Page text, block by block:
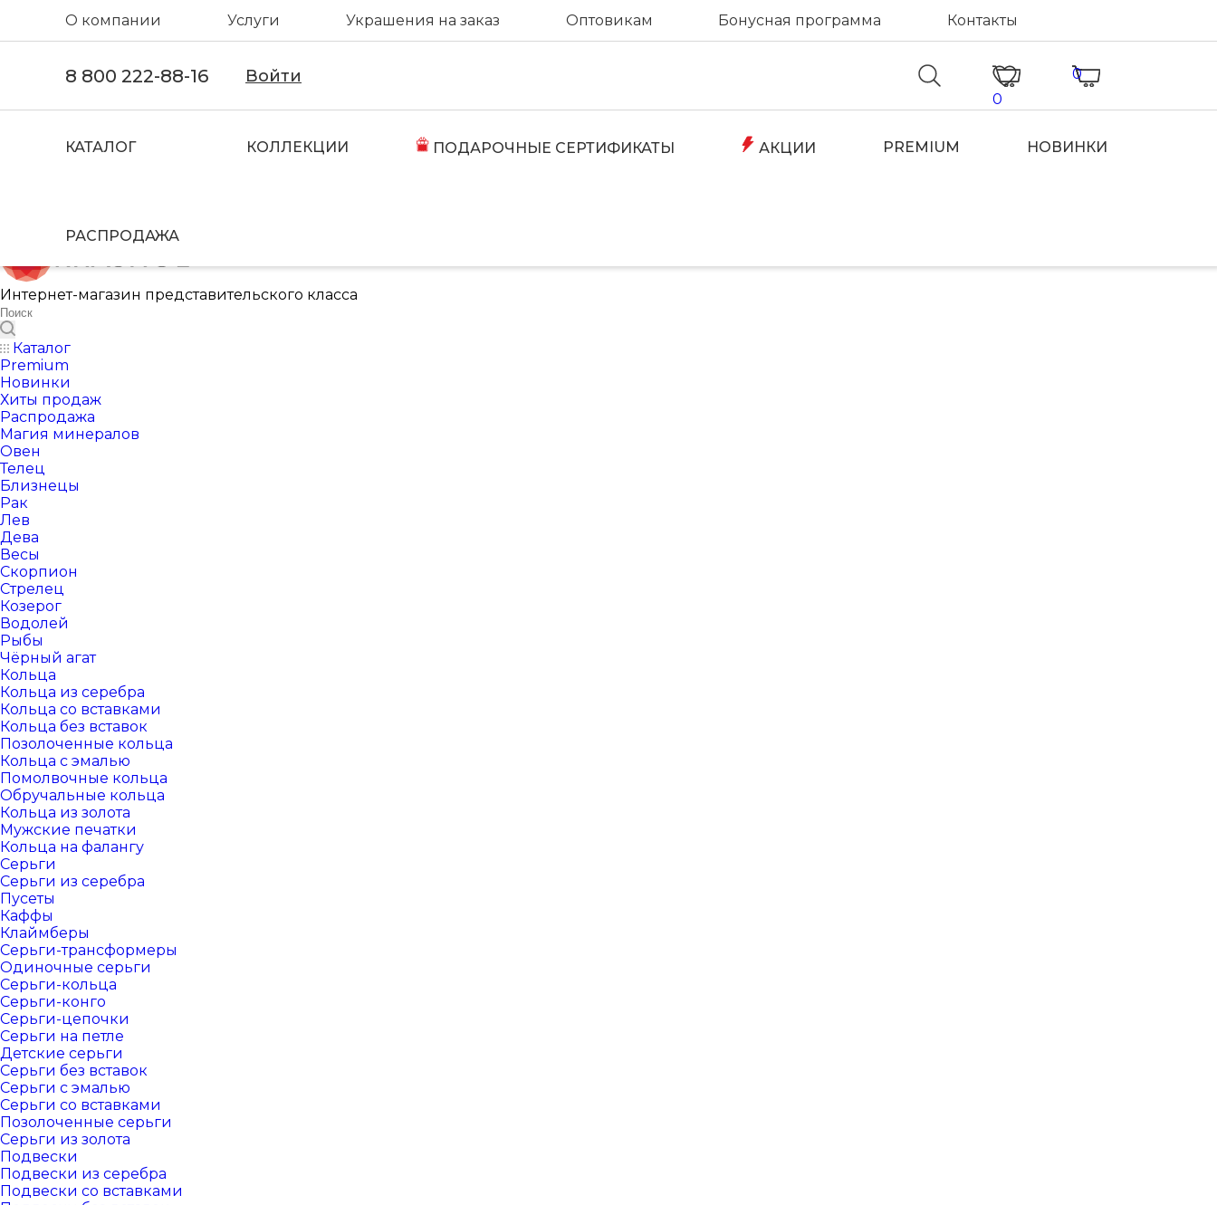
О компании Услуги Украшения на заказ Оптовикам Бонусная программа Контакты
8 800 222-88-16 Войти
0
0
КАТАЛОГ КОЛЛЕКЦИИ ПОДАРОЧНЫЕ СЕРТИФИКАТЫ АКЦИИ PREMIUM НОВИНКИ
РАСПРОДАЖА
Интернет-магазин представительского класса
Каталог
Premium
Новинки
Хиты продаж
Распродажа
Магия минералов
Овен
Телец
Близнецы
Рак
Лев
Дева
Весы
Скорпион
Стрелец
Козерог
Водолей
Рыбы
Чёрный агат
Кольца
Кольца из серебра
Кольца со вставками
Кольца без вставок
Позолоченные кольца
Кольца с эмалью
Помолвочные кольца
Обручальные кольца
Кольца из золота
Мужские печатки
Кольца на фалангу
Серьги
Серьги из серебра
Пусеты
Каффы
Клаймберы
Серьги-трансформеры
Одиночные серьги
Серьги-кольца
Серьги-конго
Серьги-цепочки
Серьги на петле
Детские серьги
Серьги без вставок
Серьги с эмалью
Серьги со вставками
Позолоченные серьги
Серьги из золота
Подвески
Подвески из серебра
Подвески со вставками